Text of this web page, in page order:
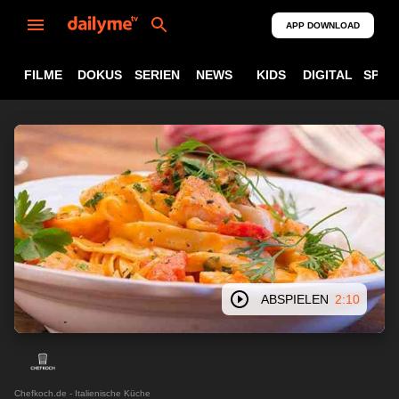
APP DOWNLOAD
FILME DOKUS SERIEN NEWS KIDS DIGITAL
ABSPIELEN 2:10
Chefkoch.de - Italienische Küche